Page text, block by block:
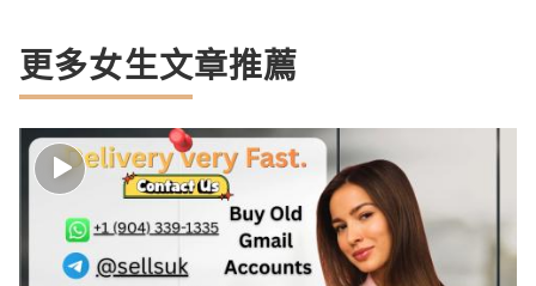
更多女生文章推薦